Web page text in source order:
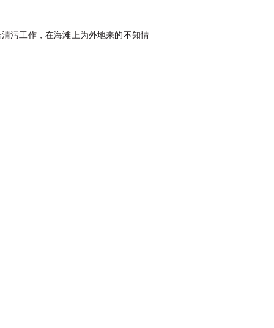
污工作，在海滩上为外地来的不知情